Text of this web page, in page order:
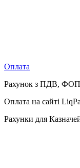
Оплата
Рахунок з ПДВ, ФОП
Оплата на сайті
Рахунки для